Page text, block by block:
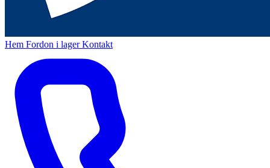
Hem Fordon i lagerKontakt